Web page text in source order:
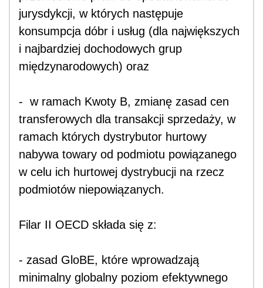
jurysdykcji, w których następuje
konsumpcja dóbr i usług (dla największych
i najbardziej dochodowych grup
międzynarodowych) oraz
- w ramach Kwoty B, zmianę zasad cen
transferowych dla transakcji sprzedaży, w
ramach których dystrybutor hurtowy
nabywa towary od podmiotu powiązanego
w celu ich hurtowej dystrybucji na rzecz
podmiotów niepowiązanych.
Filar II OECD składa się z:
- zasad GloBE, które wprowadzają
minimalny globalny poziom efektywnego